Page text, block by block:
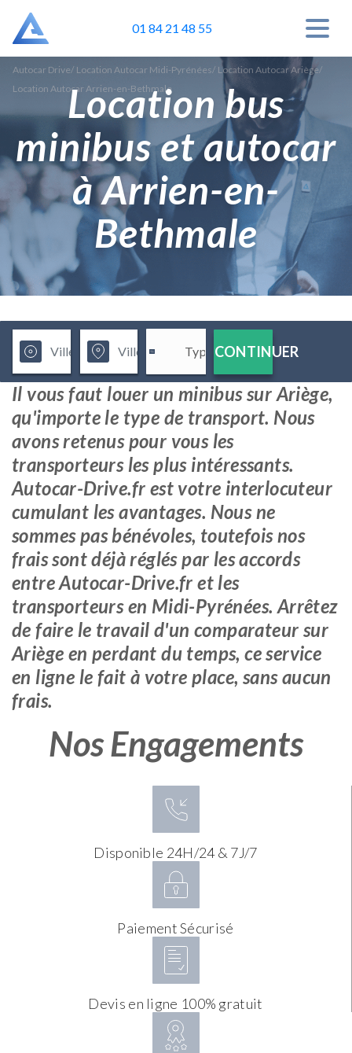
01 84 21 48 55
Autocar Drive/ Location Autocar Midi-Pyrénées/ Location Autocar Ariège/
Location Autocar Arrien-en-Bethmale
Location bus
minibus et autocar
à Arrien-en-
Bethmale
CONTINUER
Il vous faut louer un minibus sur Ariège,
qu'importe le type de transport. Nous
avons retenus pour vous les
transporteurs les plus intéressants.
Autocar-Drive.fr est votre interlocuteur
cumulant les avantages. Nous ne
sommes pas bénévoles, toutefois nos
frais sont déjà réglés par les accords
entre Autocar-Drive.fr et les
transporteurs en Midi-Pyrénées. Arrêtez
de faire le travail d'un comparateur sur
Ariège en perdant du temps, ce service
en ligne le fait à votre place, sans aucun
frais.
Nos Engagements
Disponible 24H/24 & 7J/7
Paiement Sécurisé
Devis en ligne 100% gratuit